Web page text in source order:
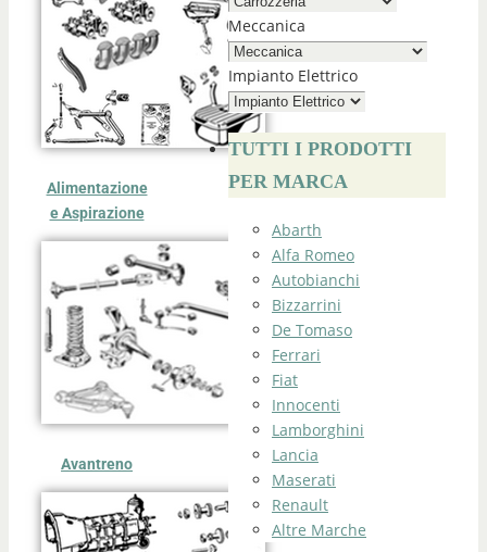
Alimentazione
e Aspirazione
Avantreno
Meccanica
Impianto Elettrico
TUTTI I PRODOTTI
PER MARCA
Abarth
Alfa Romeo
Autobianchi
Bizzarrini
De Tomaso
Ferrari
Fiat
Innocenti
Lamborghini
Lancia
Maserati
Renault
Altre Marche